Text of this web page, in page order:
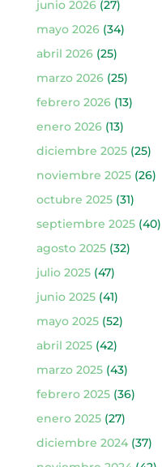
junio 2026(27)
mayo 2026(34)
abril 2026(25)
marzo 2026(25)
febrero 2026(13)
enero 2026(13)
diciembre 2025(25)
noviembre 2025(26)
octubre 2025(31)
septiembre 2025(40)
agosto 2025(32)
julio 2025(47)
junio 2025(41)
mayo 2025(52)
abril 2025(42)
marzo 2025(43)
febrero 2025(36)
enero 2025(27)
diciembre 2024(37)